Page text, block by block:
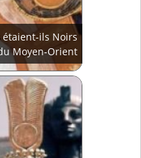
étaient-ils Noirs
Moyen-Orient